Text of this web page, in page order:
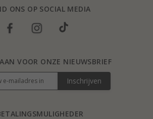
ONS OP SOCIAL MEDIA
VOOR ONZE NIEUWSBRIEF
Inschrijven